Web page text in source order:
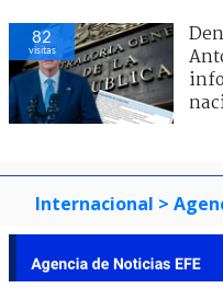
82
visitas
Internacional >